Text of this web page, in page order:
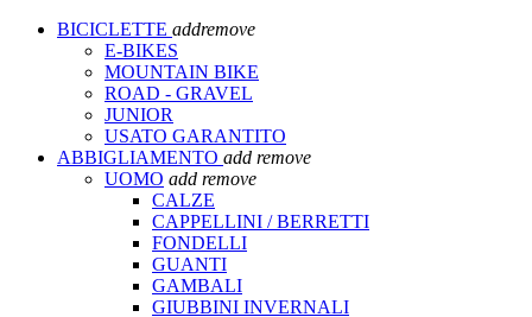
BICICLETTE addremove
E-BIKES
MOUNTAIN BIKE
ROAD - GRAVEL
JUNIOR
USATO GARANTITO
ABBIGLIAMENTO add remove
UOMO add remove
CALZE
CAPPELLINI / BERRETTI
FONDELLI
GUANTI
GAMBALI
GIUBBINI INVERNALI